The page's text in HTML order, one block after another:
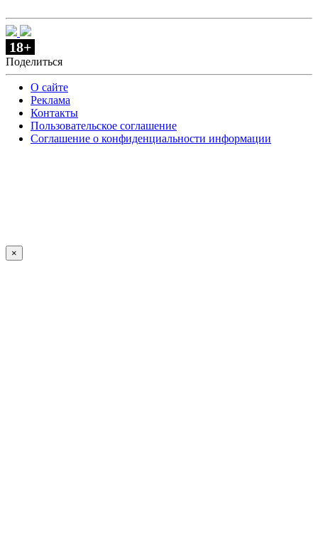
18+
Поделиться
О сайте
Реклама
Контакты
Пользовательское соглашение
Соглашение о конфиденциальности информации
×